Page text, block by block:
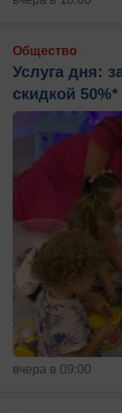
Общество
Услуга дня:
скидкой 50%*
вчера в 09:00